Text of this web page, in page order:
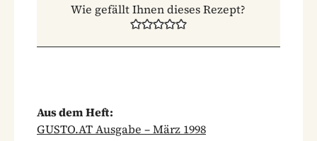
Wie gefällt Ihnen dieses Rezept?
Aus dem Heft:
GUSTO.AT Ausgabe – März 1998